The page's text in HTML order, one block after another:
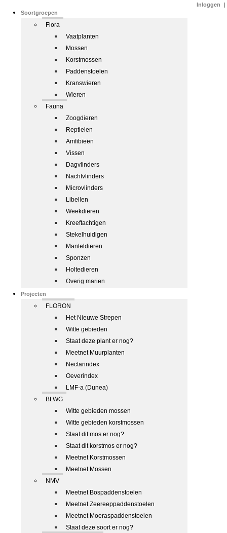
Soortgroepen
Flora
Vaatplanten
Mossen
Korstmossen
Paddenstoelen
Kranswieren
Wieren
Fauna
Zoogdieren
Reptielen
Amfibieën
Vissen
Dagvlinders
Nachtvlinders
Microvlinders
Libellen
Weekdieren
Kreeftachtigen
Stekelhuidigen
Manteldieren
Sponzen
Holtedieren
Overig marien
Projecten
FLORON
Het Nieuwe Strepen
Witte gebieden
Staat deze plant er nog?
Meetnet Muurplanten
Nectarindex
Oeverindex
LMF-a (Dunea)
BLWG
Witte gebieden mossen
Witte gebieden korstmossen
Staat dit mos er nog?
Staat dit korstmos er nog?
Meetnet Korstmossen
Meetnet Mossen
NMV
Meetnet Bospaddenstoelen
Meetnet Zeereeppaddenstoelen
Meetnet Moeraspaddenstoelen
Staat deze soort er nog?
Inloggen |